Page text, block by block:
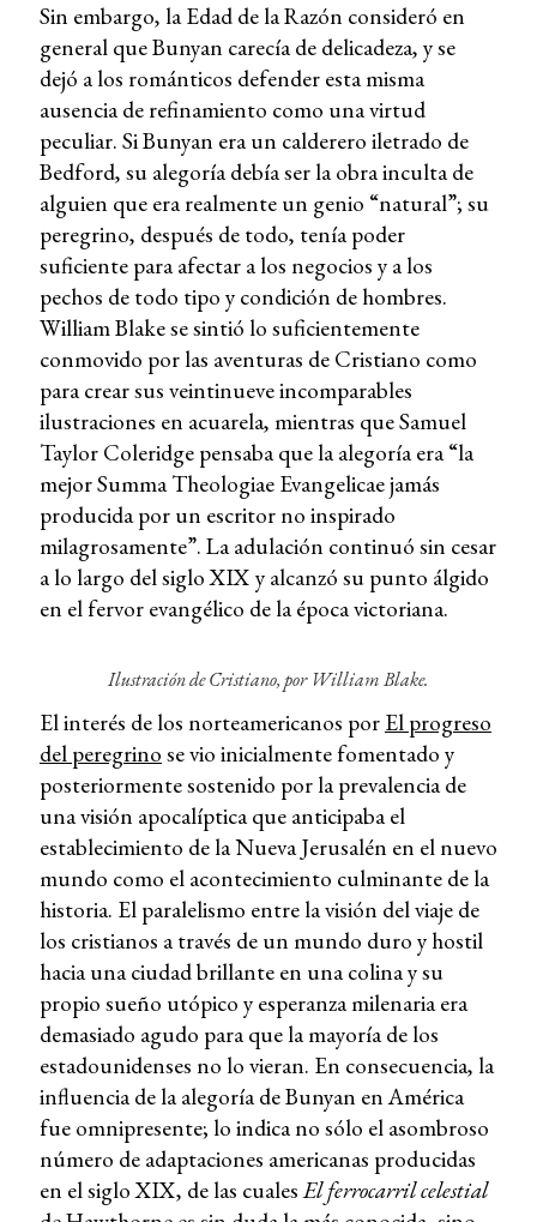
Sin embargo, la Edad de la Razón consideró en
general que Bunyan carecía de delicadeza, y se
dejó a los románticos defender esta misma
ausencia de refinamiento como una virtud
peculiar. Si Bunyan era un calderero iletrado de
Bedford, su alegoría debía ser la obra inculta de
alguien que era realmente un genio “natural”; su
peregrino, después de todo, tenía poder
suficiente para afectar a los negocios y a los
pechos de todo tipo y condición de hombres.
William Blake se sintió lo suficientemente
conmovido por las aventuras de Cristiano como
para crear sus veintinueve incomparables
ilustraciones en acuarela, mientras que Samuel
Taylor Coleridge pensaba que la alegoría era “la
mejor Summa Theologiae Evangelicae jamás
producida por un escritor no inspirado
milagrosamente”. La adulación continuó sin cesar
a lo largo del siglo XIX y alcanzó su punto álgido
en el fervor evangélico de la época victoriana.
Ilustración de Cristiano, por William Blake.
El interés de los norteamericanos por El progreso
del peregrino se vio inicialmente fomentado y
posteriormente sostenido por la prevalencia de
una visión apocalíptica que anticipaba el
establecimiento de la Nueva Jerusalén en el nuevo
mundo como el acontecimiento culminante de la
historia. El paralelismo entre la visión del viaje de
los cristianos a través de un mundo duro y hostil
hacia una ciudad brillante en una colina y su
propio sueño utópico y esperanza milenaria era
demasiado agudo para que la mayoría de los
estadounidenses no lo vieran. En consecuencia, la
influencia de la alegoría de Bunyan en América
fue omnipresente; lo indica no sólo el asombroso
número de adaptaciones americanas producidas
en el siglo XIX, de las cualesEl ferrocarril celestial